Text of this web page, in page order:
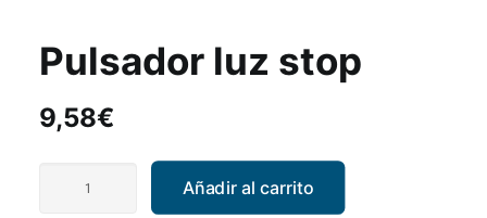
Pulsador luz stop
9,58€
Añadir al carrito